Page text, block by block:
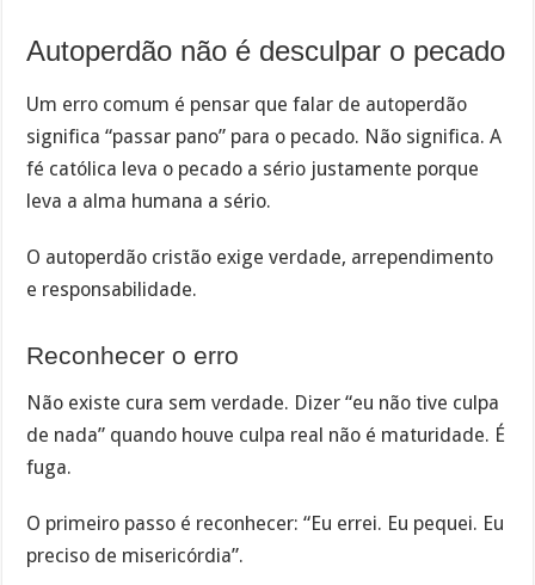
Autoperdão não é desculpar o pecado
Um erro comum é pensar que falar de autoperdão
significa “passar pano” para o pecado. Não significa. A
fé católica leva o pecado a sério justamente porque
leva a alma humana a sério.
O autoperdão cristão exige verdade, arrependimento
e responsabilidade.
Reconhecer o erro
Não existe cura sem verdade. Dizer “eu não tive culpa
de nada” quando houve culpa real não é maturidade. É
fuga.
O primeiro passo é reconhecer: “Eu errei. Eu pequei. Eu
preciso de misericórdia”.